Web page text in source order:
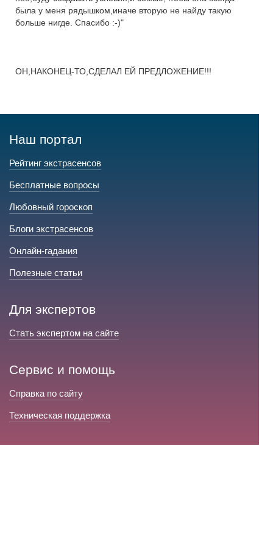
была у меня рядышком,иначе вторую не найду такую
больше нигде. Спасибо :-)"
ОН,НАКОНЕЦ-ТО,СДЕЛАЛ ЕЙ ПРЕДЛОЖЕНИЕ!!!
Наш портал
Рейтинг экстрасенсов
Бесплатные вопросы
Любовный гороскоп
Блоги экстрасенсов
Онлайн-гадания
Полезные статьи
Для экспертов
Стать экспертом на сайте
Сервис и помощь
Справка по сайту
Техническая поддержка